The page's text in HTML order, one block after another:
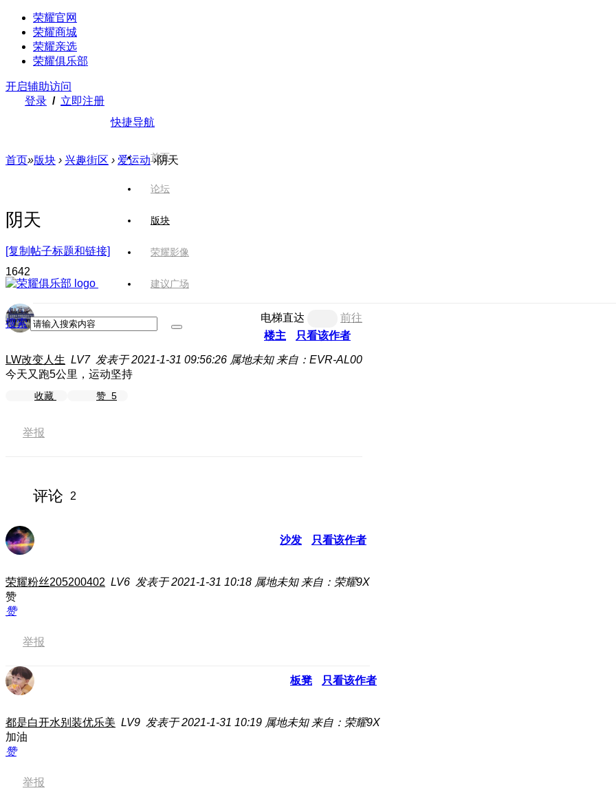
荣耀官网
荣耀商城
荣耀亲选
荣耀俱乐部
开启辅助访问
登录 / 立即注册
快捷导航
首页
论坛
版块
荣耀影像
建议广场
搜索
首页»版块 › 兴趣街区 › 爱运动 ›阴天
阴天
[复制帖子标题和链接]
1642
电梯直达
前往
楼主
只看该作者
LW改变人生 LV7 发表于 2021-1-31 09:56:26 属地未知 来自：EVR-AL00
今天又跑5公里，运动坚持
收藏 赞 5
举报
评论 2
沙发 只看该作者
荣耀粉丝205200402 LV6 发表于 2021-1-31 10:18 属地未知 来自：荣耀9X
赞
赞
举报
板凳 只看该作者
都是白开水别装优乐美 LV9 发表于 2021-1-31 10:19 属地未知 来自：荣耀9X
加油
赞
举报